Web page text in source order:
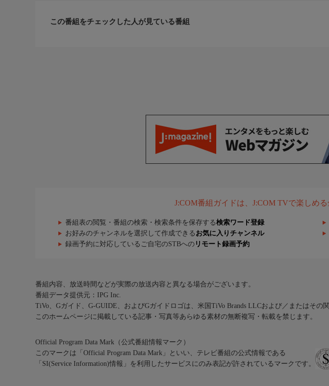
スタッフ2
【プロデューサー】
永長朋恵(NTTドコモ)
小林有衣子(イースト・フィルム)
斎藤嘉久(イースト)
江口きぬえ(イースト)
イースト・フィルム
【制作著作】
この番組をチェックした人が見ている番組
J:COM番組ガイドは、J:COM TVで楽しめ
番組表の閲覧・番組の検索・検索条件を保存する検索ワード登録
お好みのチャンネルを選択して作成できる お気に入りチャンネル
録画予約に対応しているご自宅のSTBへの リモート録画予約
番組内容、放送時間などが実際の放送内容と異なる場合がございます。
番組データ提供元：IPG Inc.
TiVo、Gガイド、G-GUIDE、およびGガイドロゴは、米国TiVo Brands LLCおよび／またはその
このホームページに掲載している記事・写真等あらゆる素材の無断複写・転載を禁じます。
Official Program Data Mark（公式番組情報マーク）
このマークは「Official Program Data Mark」といい、テレビ番組の公式情報である
「SI(Service Information)情報」を利用したサービスにのみ表記が許されているマークです。